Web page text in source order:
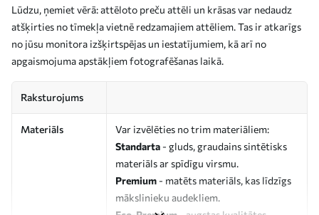
Lūdzu, ņemiet vērā: attēloto preču attēli un krāsas var nedaudz
atšķirties no tīmekļa vietnē redzamajiem attēliem. Tas ir atkarīgs
no jūsu monitora izšķirtspējas un iestatījumiem, kā arī no
apgaismojuma apstākļiem fotografēšanas laikā.
Raksturojums
Materiāls
Var izvēlēties no trim materiāliem:
Standarta - gluds, graudains sintētisks
materiāls ar spīdīgu virsmu.
Premium - matēts materiāls, kas līdzīgs
mākslinieku audekliem.